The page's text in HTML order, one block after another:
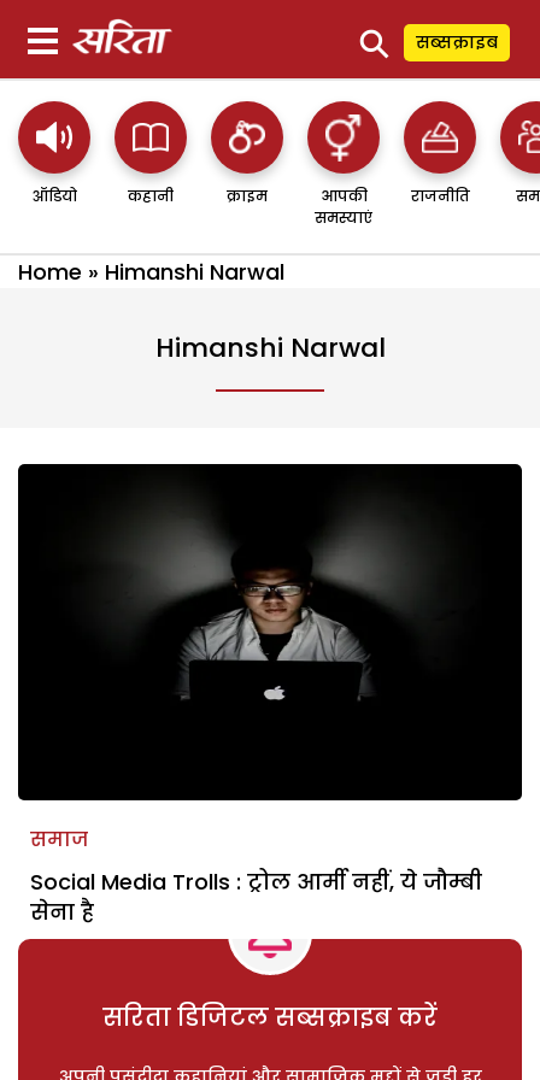
⚲ सब्सक्राइब
ऑडियो कहानी क्राइम
आपकी
समस्याएं
राजनीति
Home » Himanshi Narwal
Himanshi Narwal
समाज
Social Media Trolls : ट्रोल आर्मी नहीं, ये जौम्बी
सेना है
सरिता डिजिटल सब्सक्राइब करें